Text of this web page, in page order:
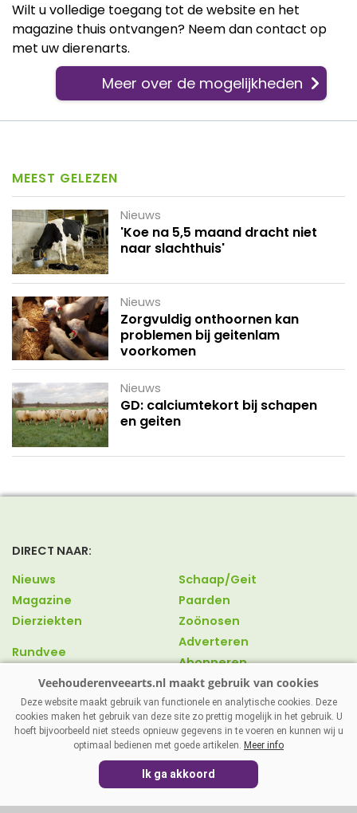
Wilt u volledige toegang tot de website en het
magazine thuis ontvangen? Neem dan contact op
met uw dierenarts.
Meer over de mogelijkheden
MEEST GELEZEN
Nieuws
'Koe na 5,5 maand dracht niet
naar slachthuis'
Nieuws
Zorgvuldig onthoornen kan
problemen bij geitenlam
voorkomen
Nieuws
GD: calciumtekort bij schapen
en geiten
DIRECT NAAR:
Nieuws
Magazine
Dierziekten
Rundvee
Schaap/Geit
Paarden
Zoönosen
Adverteren
Abonneren
Over ons
Contact
VEEHOUDERENVEEARTS.NL | DISCLAIMER
AGRIMEDIA
Deze website maakt gebruik van functionele en analytische cookies. Deze
cookies maken het gebruik van deze site zo prettig mogelijk in het gebruik. U
hoeft bijvoorbeeld niet steeds opnieuw gegevens in te voeren en kunnen wij u
optimaal bedienen met goede artikelen. Meer info
Ik ga akkoord